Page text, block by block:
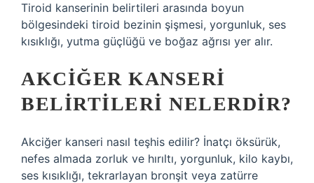
Tiroid kanserinin belirtileri arasında boyun
bölgesindeki tiroid bezinin şişmesi, yorgunluk, ses
kısıklığı, yutma güçlüğü ve boğaz ağrısı yer alır.
AKCIĞER KANSERI
BELIRTILERI NELERDIR?
Akciğer kanseri nasıl teşhis edilir? İnatçı öksürük,
nefes almada zorluk ve hırıltı, yorgunluk, kilo kaybı,
ses kısıklığı, tekrarlayan bronşit veya zatürre